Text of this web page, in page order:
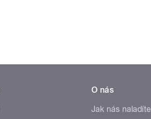
O nás
Jak nás naladíte